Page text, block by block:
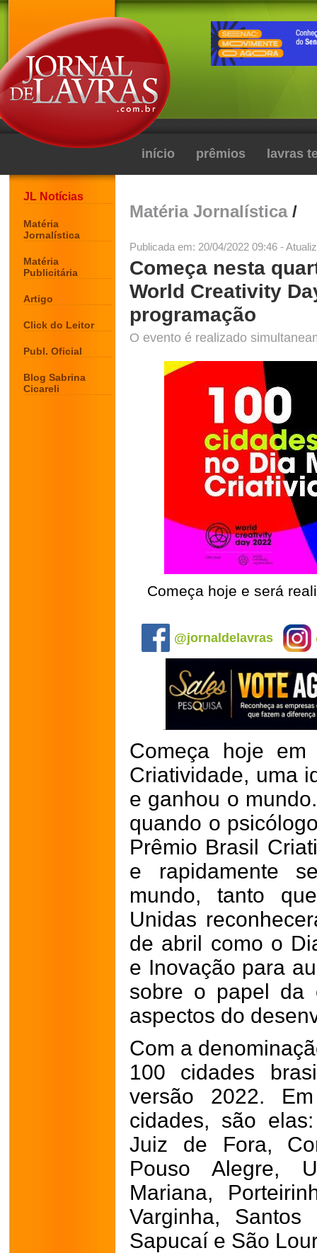
início prêmios lavras
JL Notícias
Matéria
Jornalística
Matéria
Publicitária
Artigo
Click do Leitor
Publ. Oficial
Blog Sabrina
Cicareli
Matéria Jornalística/
Publicada em: 20/04/2022 09:46 -
Começa nesta
World Creativity
programação
O evento é realizado
Começa hoje e será
@jornaldelavras
Começa hoje
Criatividade, uma
e ganhou o
quando o
Prêmio Brasil
e rapidamente
mundo, tanto
Unidas
de abril como o
e Inovação para
sobre o papel da
aspectos do
Com a
100 cidades
versão 2022.
cidades, são
Juiz de Fora,
Pouso Alegre,
Mariana,
Varginha,
Sapucaí e São